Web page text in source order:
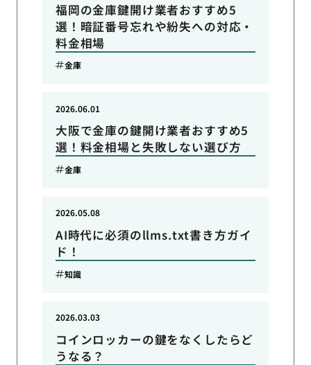
福岡の金庫鍵開け業者おすすめ5
選！暗証番号忘れや紛失への対応・
料金相場
金庫
大阪で金庫の鍵開け業者おすすめ5
選！料金相場と失敗しない選び方
2026.06.01
金庫
AI時代に必須のllms.txt書き方ガイ
ド！
2026.05.08
知識
コインロッカーの鍵をなくしたらど
うなる？
2026.03.03